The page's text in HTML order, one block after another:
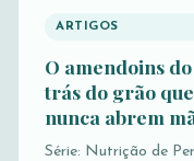
ARTIGOS
O amendoins
trás do grão
nunca abrem
Série: Nutrição de